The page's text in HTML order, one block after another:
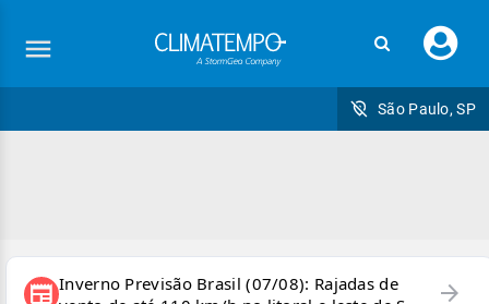
seu
São Paulo, SP
newspaper Inverno Previsão Brasil (07/08): Rajadas de
arrow_forward